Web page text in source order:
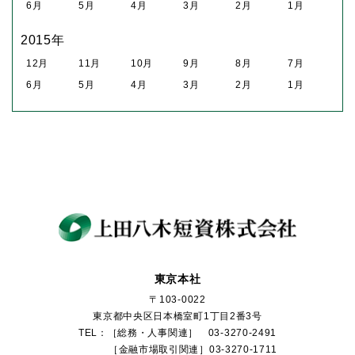
6月 5月 4月 3月 2月 1月
2015年
12月 11月 10月 9月 8月
7月
6月
5月 4月 3月 2月 1月
東京本社
〒103-0022
東京都中央区日本橋室町1丁目2番3号
TEL：［総務・人事関連］ 03-3270-2491
［金融市場取引関連］03-3270-1711